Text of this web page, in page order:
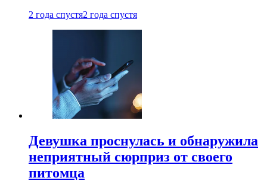
2 года спустя2 года спустя
Девушка проснулась и обнаружила
неприятный сюрприз от своего
питомца